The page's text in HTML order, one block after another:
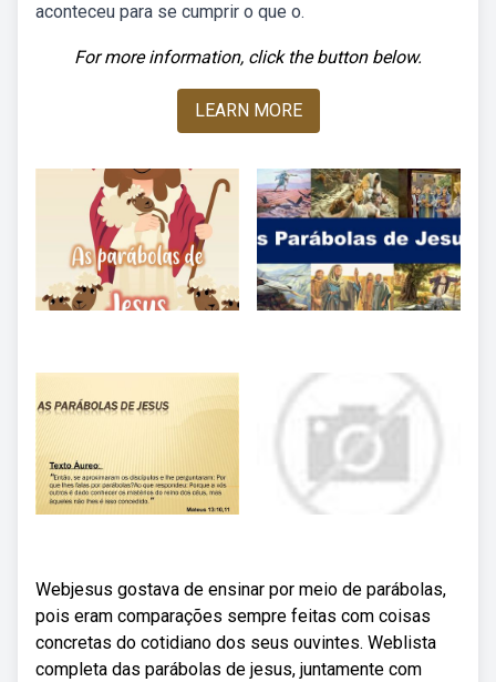
aconteceu para se cumprir o que o.
For more information, click the button below.
LEARN MORE
Webjesus gostava de ensinar por meio de parábolas,
pois eram comparações sempre feitas com coisas
concretas do cotidiano dos seus ouvintes. Weblista
completa das parábolas de jesus, juntamente com